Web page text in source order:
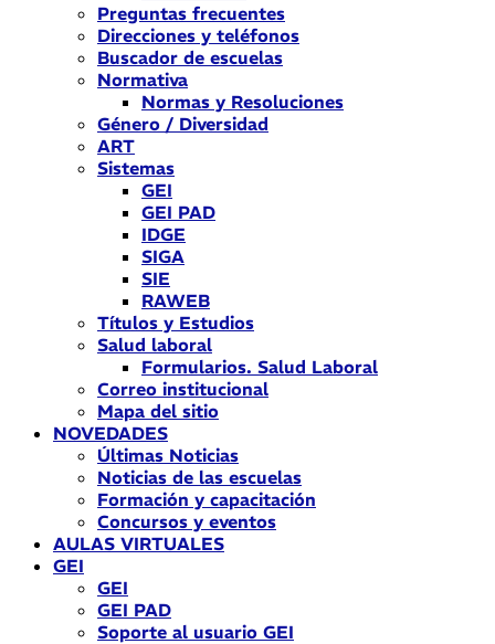
Preguntas frecuentes
Direcciones y teléfonos
Buscador de escuelas
Normativa
Normas y Resoluciones
Género / Diversidad
ART
Sistemas
GEI
GEI PAD
IDGE
SIGA
SIE
RAWEB
Títulos y Estudios
Salud laboral
Formularios. Salud Laboral
Correo institucional
Mapa del sitio
NOVEDADES
Últimas Noticias
Noticias de las escuelas
Formación y capacitación
Concursos y eventos
AULAS VIRTUALES
GEI
GEI
GEI PAD
Soporte al usuario GEI